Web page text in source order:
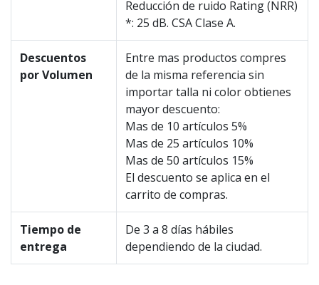
Reducción de ruido Rating (NRR)
*: 25 dB. CSA Clase A.
Descuentos
por Volumen
Entre mas productos compres
de la misma referencia sin
importar talla ni color obtienes
mayor descuento:
Mas de 10 artículos 5%
Mas de 25 artículos 10%
Mas de 50 artículos 15%
El descuento se aplica en el
carrito de compras.
Tiempo de
entrega
De 3 a 8 días hábiles
dependiendo de la ciudad.